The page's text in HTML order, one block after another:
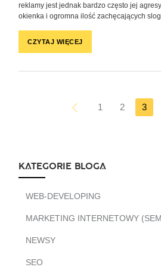
reklamy jest jednak bardzo często jej
okienka i ogromna ilość zachęcających
CZYTAJ WIĘCEJ
1 2 3
KATEGORIE BLOGA
WEB-DEVELOPING
MARKETING INTERNETOWY
NEWSY
SEO